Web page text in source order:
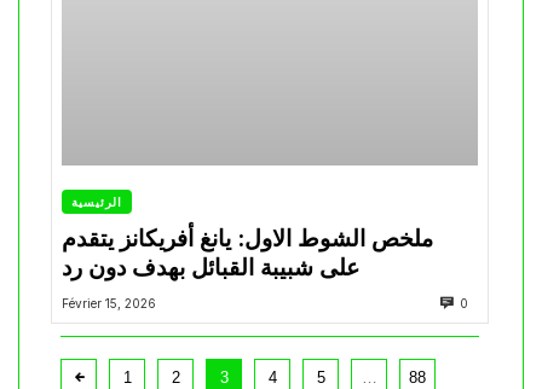
الرئيسية
ملخص الشوط الاول: يانغ أفريكانز يتقدم
على شبيبة القبائل بهدف دون رد
Février 15, 2026 0
1 2 3 4 5 88